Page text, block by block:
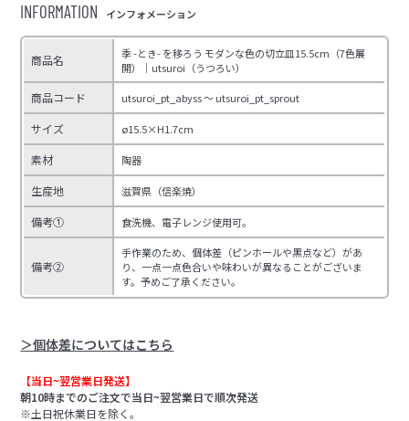
INFORMATION インフォメーション
商品名
季 -とき- を移ろう モダンな色の切立皿15.5cm（7色展
開）｜utsuroi（うつろい）
商品コード utsuroi_pt_abyss ～ utsuroi_pt_sprout
サイズ ø15.5×H1.7cm
素材 陶器
生産地 滋賀県（信楽焼）
備考① 食洗機、電子レンジ使用可。
備考②
手作業のため、個体差（ピンホールや黒点など）があ
り、一点一点色合いや味わいが異なることがございま
す。予めご了承ください。
＞個体差についてはこちら
【当日~翌営業日発送】
朝10時までのご注文で当日~翌営業日で順次発送
※土日祝休業日を除く。